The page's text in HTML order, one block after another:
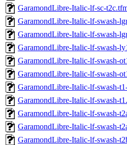
GaramondLibre-Italic-lf-sc-
GaramondLibre-Italic-lf-swash-
GaramondLibre-Italic-lf-swash-
GaramondLibre-Italic-lf-swash-
GaramondLibre-Italic-lf-swash-
GaramondLibre-Italic-lf-swash-
GaramondLibre-Italic-lf-swash-
GaramondLibre-Italic-lf-swash-
GaramondLibre-Italic-lf-swash-
GaramondLibre-Italic-lf-swash-
GaramondLibre-Italic-lf-swash-